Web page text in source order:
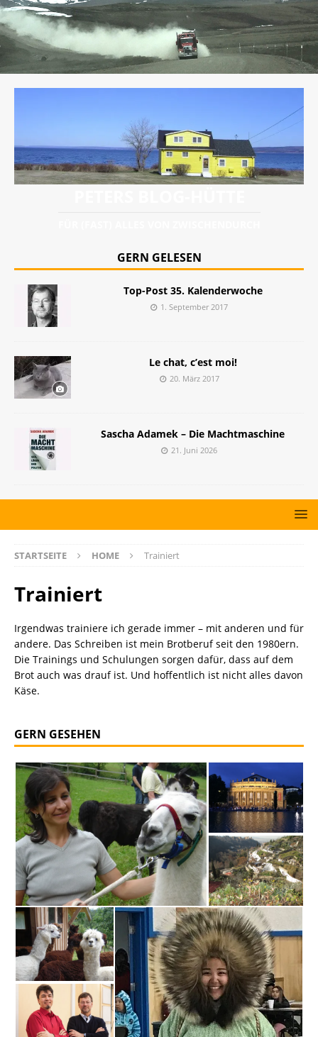
GERN GELESEN
Top-Post 35. Kalenderwoche
1. September 2017
Le chat, c’est moi!
20. März 2017
Sascha Adamek – Die Machtmaschine
21. Juni 2026
STARTSEITE HOME Trainiert
Trainiert
Irgendwas trainiere ich gerade immer – mit anderen und für
andere. Das Schreiben ist mein Brotberuf seit den 1980ern.
Die Trainings und Schulungen sorgen dafür, dass auf dem
Brot auch was drauf ist. Und hoffentlich ist nicht alles davon
Käse.
GERN GESEHEN